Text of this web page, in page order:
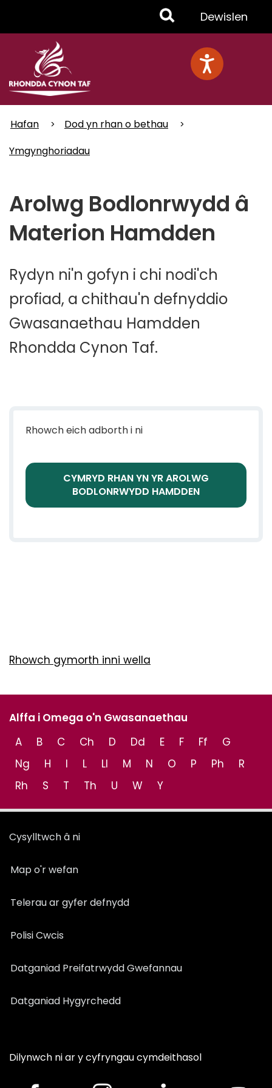
Toggle
Menu
Dewislen
Hafan
Dod yn rhan o bethau
Ymgynghoriadau
Arolwg Bodlonrwydd â
Materion Hamdden
Rydyn ni'n gofyn i chi nodi'ch
profiad, a chithau'n defnyddio
Gwasanaethau Hamdden
Rhondda Cynon Taf.
Rhowch eich adborth i ni
CYMRYD RHAN YN YR AROLWG
BODLONRWYDD HAMDDEN
Rhowch gymorth inni wella
Alffa i Omega o'n Gwasanaethau
A
B C Ch D Dd E F Ff
G
Ng
H I L Ll M N O P Ph
R
Rh
S T Th U W Y
Cysylltwch â ni
Map o'r wefan
Telerau ar gyfer defnydd
Polisi Cwcis
Datganiad Preifatrwydd Gwefannau
Datganiad Hygyrchedd
Dilynwch ni ar y cyfryngau cymdeithasol